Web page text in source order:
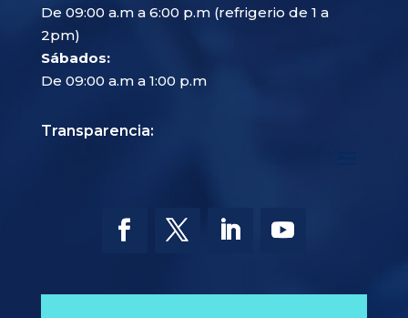
De 09:00 a.m a 6:00 p.m (refrigerio de 1 a
2pm)
Sábados:
De 09:00 a.m a 1:00 p.m
Transparencia: